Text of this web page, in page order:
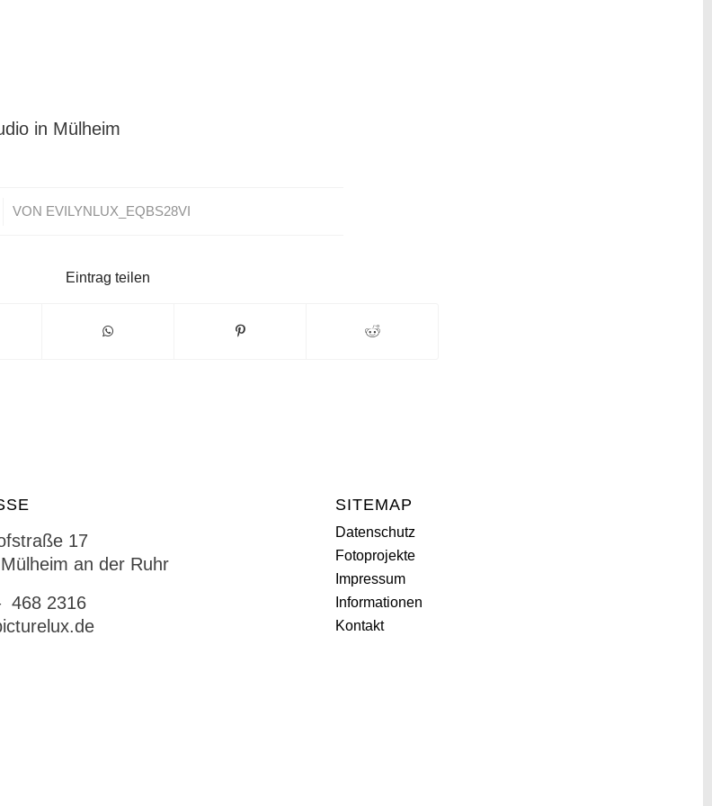
in Mülheim
VON EVILYNLUX_EQBS28VI
Eintrag teilen
17
an der Ruhr
468 2316
SITEMAP
Datenschutz
Fotoprojekte
Impressum
Informationen
Kontakt